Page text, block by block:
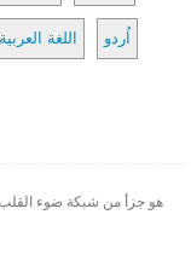
اللغة العربية اُردو
هو جزأ من شبكة ضوء القلب.